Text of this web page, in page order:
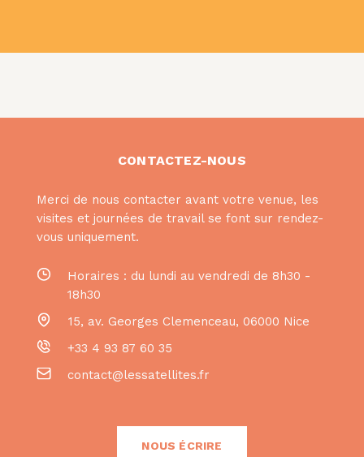
CONTACTEZ-NOUS
Merci de nous contacter avant votre venue, les
visites et journées de travail se font sur rendez-
vous uniquement.
Horaires : du lundi au vendredi de 8h30 -
18h30
15, av. Georges Clemenceau, 06000 Nice
+33 4 93 87 60 35
contact@lessatellites.fr
NOUS ÉCRIRE